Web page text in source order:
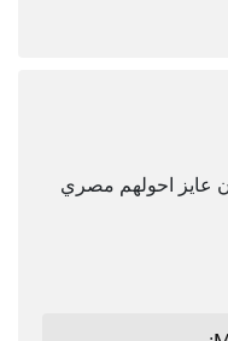
عايز احولهم مصري